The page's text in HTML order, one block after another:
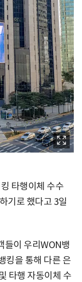
타행이체 수수
기로 했다고 3일
들이 우리WON뱅
킹을 통해 다른 은
타행 자동이체 수